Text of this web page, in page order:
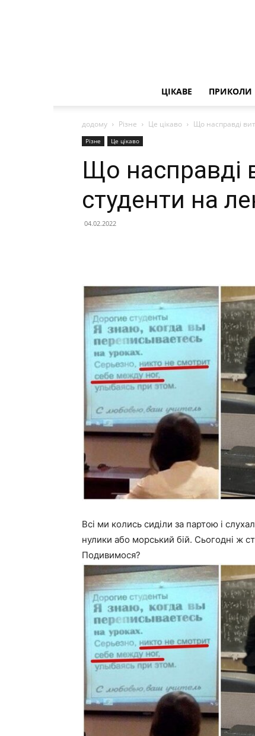
ЦІКАВЕ ПРИКОЛИ
додому Різне Це цікаво Що насправді
Різне Це цікаво
Що насправді
студенти на
04.02.2022
Всі ми колись сиділи за партою і
нулики або морський бій. Сьогодні ж
Подивимося?